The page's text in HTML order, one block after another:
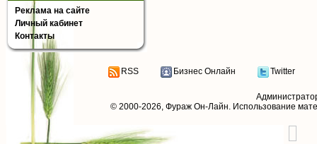
Реклама на сайте
Личный кабинет
Контакты
RSS Бизнес Онлайн Twitter
© 2000-2026, Фураж Он-Лайн. Использование